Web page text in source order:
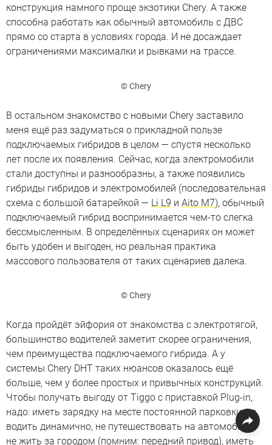
конструкция намного проще экзотики Chery. А также
способна работать как обычный автомобиль с ДВС
прямо со старта в условиях города. И не досаждает
ограничениями максималки и рывками на трассе.
© Chery
В остальном знакомство с новыми Chery заставило
меня ещё раз задуматься о прикладной пользе
подключаемых гибридов в целом — спустя несколько
лет после их появления. Сейчас, когда электромобили
стали доступны и разнообразны, а также появились
гибриды гибридов и электромобилей (последовательная
схема с большой батарейкой — Li L9 и Aito M7), обычный
подключаемый гибрид воспринимается чем-то слегка
бессмысленным. В определённых сценариях он может
быть удобен и выгоден, но реальная практика
массового пользователя от таких сценариев далека.
© Chery
Когда пройдёт эйфория от знакомства с электротягой,
большинство водителей заметит скорее ограничения,
чем преимущества подключаемого гибрида. А у
системы Chery DHT таких нюансов оказалось ещё
больше, чем у более простых и привычных конструкций.
Чтобы получать выгоду от Tiggo с приставкой Plug-in,
надо: иметь зарядку на месте постоянной парковки, не
водить динамично, не путешествовать на автомобиле,
не жить за городом (помним: передний привод), иметь